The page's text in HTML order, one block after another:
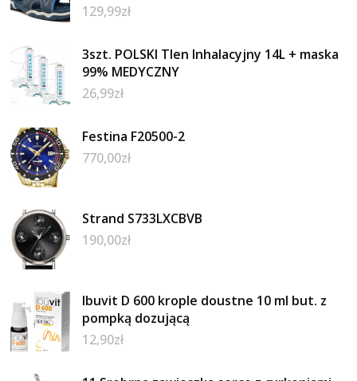
129,99zł
3szt. POLSKI Tlen Inhalacyjny 14L + maska
99% MEDYCZNY
26,99zł
Festina F20500-2
770,00zł
Strand S733LXCBVB
190,00zł
Ibuvit D 600 krople doustne 10 ml but. z
pompką dozującą
12,90zł